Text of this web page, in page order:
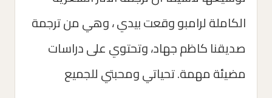
الكاملة لرامبو وقعت بيدي ، وهي من ترجمة
صديقنا كاظم جهاد، وتحتوي على دراسات
مضيئة مهمة. تحياتي ومحبتي للجميع